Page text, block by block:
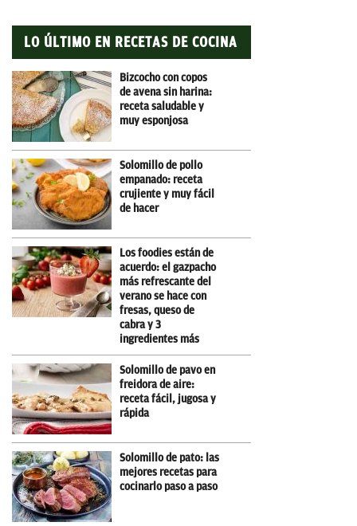
LO ÚLTIMO EN RECETAS DE COCINA
Bizcocho con copos
de avena sin harina:
receta saludable y
muy esponjosa
Solomillo de pollo
empanado: receta
crujiente y muy fácil
de hacer
Los foodies están de
acuerdo: el gazpacho
más refrescante del
verano se hace con
fresas, queso de
cabra y 3
ingredientes más
Solomillo de pavo en
freidora de aire:
receta fácil, jugosa y
rápida
Solomillo de pato: las
mejores recetas para
cocinarlo paso a paso